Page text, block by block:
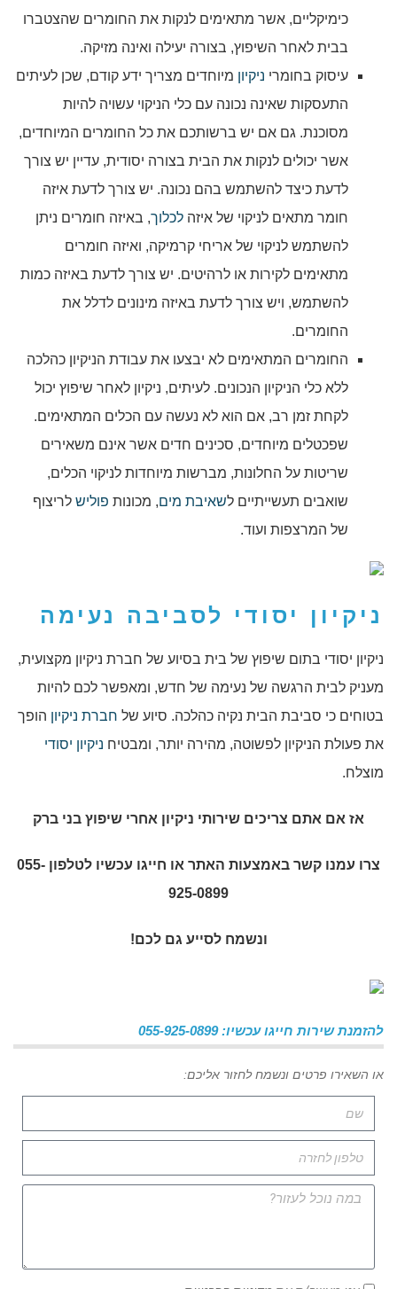
כימיקליים, אשר מתאימים לנקות את החומרים שהצטברו
בבית לאחר השיפוץ, בצורה יעילה ואינה מזיקה.
עיסוק בחומרי ניקיון מיוחדים מצריך ידע קודם, שכן לעיתים
התעסקות שאינה נכונה עם כלי הניקוי עשויה להיות
מסוכנת. גם אם יש ברשותכם את כל החומרים המיוחדים,
אשר יכולים לנקות את הבית בצורה יסודית, עדיין יש צורך
לדעת כיצד להשתמש בהם נכונה. יש צורך לדעת איזה
חומר מתאים לניקוי של איזה לכלוך, באיזה חומרים ניתן
להשתמש לניקוי של אריחי קרמיקה, ואיזה חומרים
מתאימים לקירות או לרהיטים. יש צורך לדעת באיזה כמות
להשתמש, ויש צורך לדעת באיזה מינונים לדלל את
החומרים.
החומרים המתאימים לא יבצעו את עבודת הניקיון כהלכה
ללא כלי הניקיון הנכונים. לעיתים, ניקיון לאחר שיפוץ יכול
לקחת זמן רב, אם הוא לא נעשה עם הכלים המתאימים.
שפכטלים מיוחדים, סכינים חדים אשר אינם משאירים
שריטות על החלונות, מברשות מיוחדות לניקוי הכלים,
שואבים תעשייתיים לשאיבת מים, מכונות פוליש לריצוף
של המרצפות ועוד.
ניקיון יסודי לסביבה נעימה
ניקיון יסודי בתום שיפוץ של בית בסיוע של חברת ניקיון מקצועית,
מעניק לבית הרגשה של נעימה של חדש, ומאפשר לכם להיות
בטוחים כי סביבת הבית נקיה כהלכה. סיוע של חברת ניקיון הופך
את פעולת הניקיון לפשוטה, מהירה יותר, ומבטיח ניקיון יסודי
מוצלח.
אז אם אתם צריכים שירותי ניקיון אחרי שיפוץ בני ברק
צרו עמנו קשר באמצעות האתר או חייגו עכשיו לטלפון 055-
925-0899
ונשמח לסייע גם לכם!
להזמנת שירות חייגו עכשיו: 055-925-0899
או השאירו פרטים ונשמח לחזור אליכם: